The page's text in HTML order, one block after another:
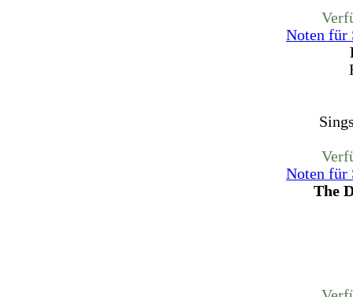
Noten für
Noten für
The